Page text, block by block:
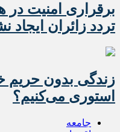
برقراری امنیت در
تردد زائران
زندگی بدون حریم
استوری می‌کنیم؟
جامعه